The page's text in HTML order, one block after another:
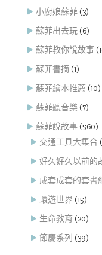
小廚娘蘇菲 (3)
蘇菲出去玩 (6)
蘇菲教你說故事
蘇菲書摘 (1)
蘇菲繪本推薦 (10)
蘇菲聽音樂 (7)
蘇菲說故事 (560)
交通工具大集合
好久好久以前的
成套成套的套書
環遊世界 (15)
生命教育 (20)
節慶系列 (39)